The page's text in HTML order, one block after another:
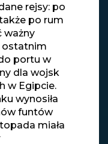
rejsy: po
po rum
ważny
ostatnim
portu w
dla wojsk
w Egipcie.
wynosiła
funtów
miała